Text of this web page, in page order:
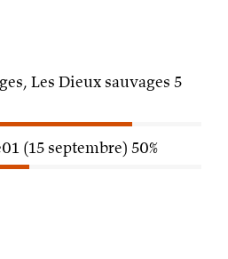
Les Dieux sauvages 5
(15 septembre) 50%